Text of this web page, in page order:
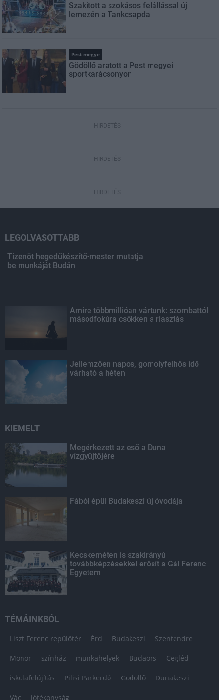
Szakított a szokásos felállással új
lemezén a Tankcsapda
Pest megye
Gödöllő aratott a Pest megyei
sportkarácsonyon
HIRDETÉS
HIRDETÉS
HIRDETÉS
LEGOLVASOTTABB
Tizenöt hegedűkészítő-mester mutatja
be munkáját Budán
Amire többmillióan vártunk: szombattól
másodfokúra csökken a riasztás
Jellemzően napos, gomolyfelhős idő
várható a héten
KIEMELT
Megérkezett az eső a Duna
vízgyűjtőjére
Fából épül Budakeszi új óvodája
Kecskeméten is szakirányú
továbbképzésekkel erősít a Gál Ferenc
Egyetem
TÉMÁINKBÓL
Liszt Ferenc repülőtér Érd Budakeszi Szentendre
Monor színház munkahelyek Budaörs Cegléd
iskolafelújítás Pilisi Parkerdő Gödöllő Dunakeszi
Vác jótékonyság